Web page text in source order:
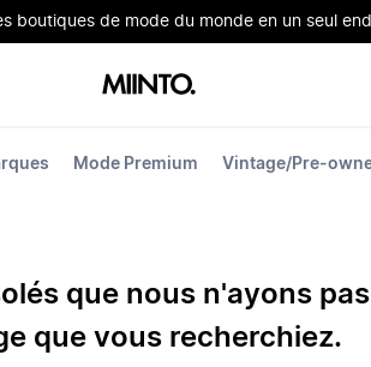
boutiques de mode du monde en un seul
Mode Premium Vintage/Pre-
que nous n'ayons
que vous recherchiez.